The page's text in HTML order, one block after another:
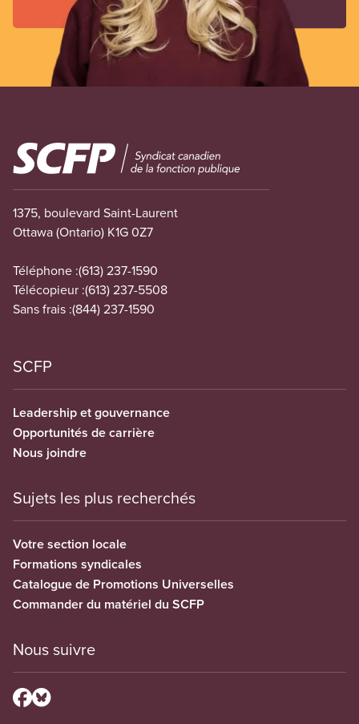
Image
1375, boulevard Saint-Laurent
Ottawa (Ontario) K1G 0Z7
Téléphone :(613) 237-1590
Télécopieur :(613) 237-5508
Sans frais :(844) 237-1590
SCFP
Leadership et gouvernance
Opportunités de carrière
Nous joindre
Sujets les plus recherchés
Votre section locale
Formations syndicales
Catalogue de Promotions Universelles
Commander du matériel du SCFP
Nous suivre